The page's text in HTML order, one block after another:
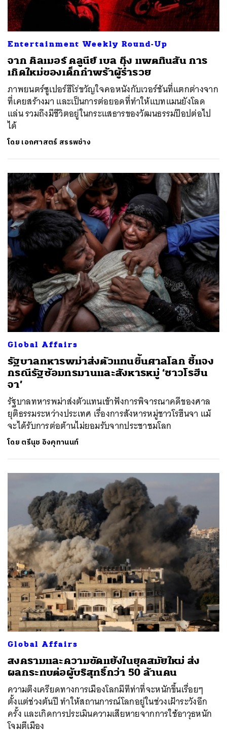
Entertainment Weekly Round-Up
จาก คิลเมอร์ คลูนีย์ เบล ถึง แพตทินสัน การ
เกิดใหม่ของเด็กกำพร้าผู้ร่ำรวย
ภาพยนตร์ซูเปอร์ฮีโร่ขวัญใจคอหนังกับเวอร์ชันที่แตกต่างจาก
ที่เคยสร้างมา และเป็นการต่อยอดที่ทำให้แบทแมนยังโลด
แล่น รวมถึงมีชีวิตอยู่ในกระแสธารของวัฒนธรรมป๊อปต่อไป
ได้
โดย เอกศาสตร์ สรรพช่าง
Global Affairs
รัฐบาลทหารพม่าส่งตัวแทนขึ้นศาลโลก ชี้แจง
กรณีรัฐซ้อมทรมานและสังหารหมู่ ‘ชาวโรฮีน
จา’
รัฐบาลทหารพม่าส่งตัวแทนเข้าฟังการพิจารณาคดีของศาล
ยุติธรรมระหว่างประเทศ เรื่องการสังหารหมู่ชาวโรฮีนจา แม้
จะได้รับการต่อต้านไม่ยอมรับจากประชาชมโลก
โดย ตรีนุช อิงคุทานนท์
Global Affairs
สงครามและความขัดแย้งในยุคสมัยใหม่ ส่ง
ผลกระทบต่อผู้บริสุทธิ์กว่า 50 ล้านคน
ความตึงเครียดทางการเมืองโลกมีทีท่าที่จะหนักขึ้นเรื่อยๆ
ตั้งแต่ช่วงต้นปี ทำให้สถานการณ์โลกอยู่ในช่วงเฝ้าระวังอีก
ครั้ง และเกิดการประเมินความเสียหายจากการใช้อาวุธหนัก
โจมตีเมือง